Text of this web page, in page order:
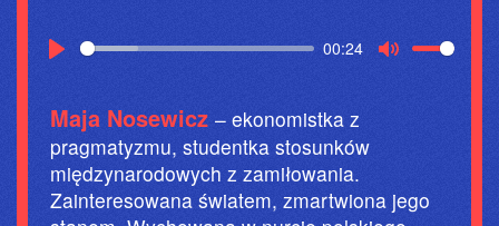
L
A
Y
00:24
Maja Nosewicz – ekonomistka z
pragmatyzmu, studentka stosunków
międzynarodowych z zamiłowania.
Zainteresowana światem, zmartwiona jego